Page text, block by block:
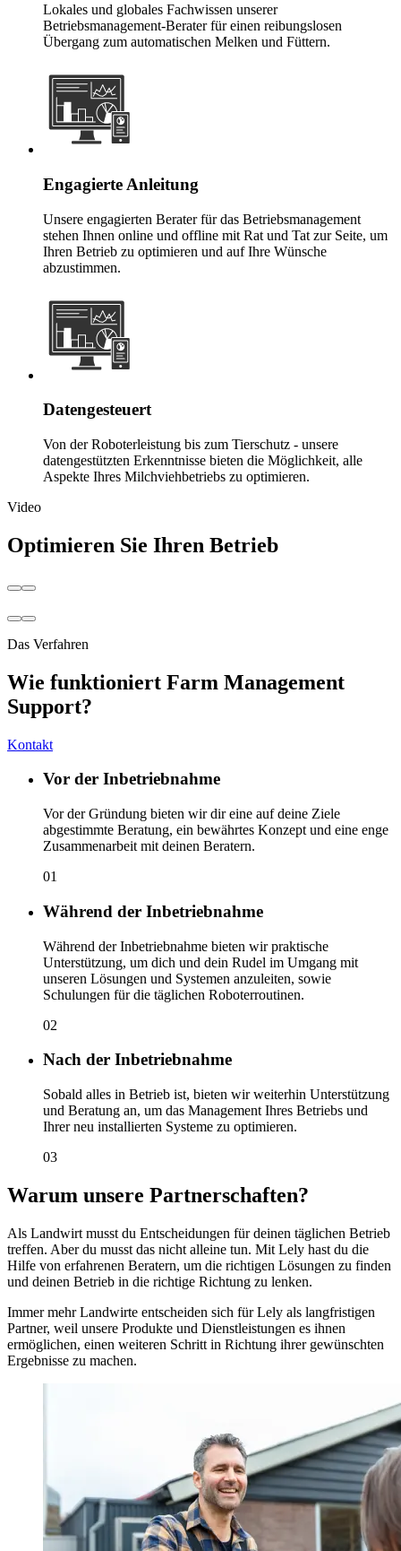
Lokales und globales Fachwissen unserer
Betriebsmanagement-Berater für einen reibungslosen
Übergang zum automatischen Melken und Füttern.
Engagierte Anleitung
Unsere engagierten Berater für das Betriebsmanagement
stehen Ihnen online und offline mit Rat und Tat zur Seite, um
Ihren Betrieb zu optimieren und auf Ihre Wünsche
abzustimmen.
Datengesteuert
Von der Roboterleistung bis zum Tierschutz - unsere
datengestützten Erkenntnisse bieten die Möglichkeit, alle
Aspekte Ihres Milchviehbetriebs zu optimieren.
Video
Optimieren Sie Ihren Betrieb
Das Verfahren
Wie funktioniert Farm Management
Support?
Kontakt
Vor der Inbetriebnahme
Vor der Gründung bieten wir dir eine auf deine Ziele
abgestimmte Beratung, ein bewährtes Konzept und eine enge
Zusammenarbeit mit deinen Beratern.
01
Während der Inbetriebnahme
Während der Inbetriebnahme bieten wir praktische
Unterstützung, um dich und dein Rudel im Umgang mit
unseren Lösungen und Systemen anzuleiten, sowie
Schulungen für die täglichen Roboterroutinen.
02
Nach der Inbetriebnahme
Sobald alles in Betrieb ist, bieten wir weiterhin Unterstützung
und Beratung an, um das Management Ihres Betriebs und
Ihrer neu installierten Systeme zu optimieren.
03
Warum unsere Partnerschaften?
Als Landwirt musst du Entscheidungen für deinen täglichen Betrieb
treffen. Aber du musst das nicht alleine tun. Mit Lely hast du die
Hilfe von erfahrenen Beratern, um die richtigen Lösungen zu finden
und deinen Betrieb in die richtige Richtung zu lenken.
Immer mehr Landwirte entscheiden sich für Lely als langfristigen
Partner, weil unsere Produkte und Dienstleistungen es ihnen
ermöglichen, einen weiteren Schritt in Richtung ihrer gewünschten
Ergebnisse zu machen.